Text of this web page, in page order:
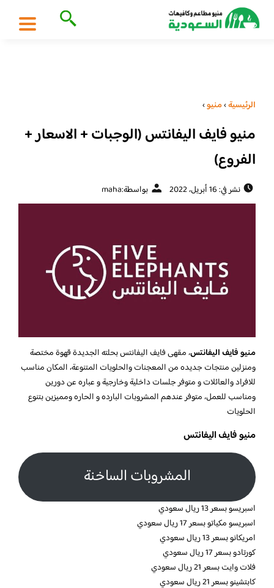
الرئيسية›منيو›
منيو فايف اليفانتس (الوجبات + الاسعار +
الفروع)
نشر في: 16 أبريل، 2022 بواسطة:maha
منيو فايف اليفانتس، مقهى فايف اليفانتس بحلته الجديدة ‏قهوة مختصة
ومنزلين منتجات جديده ‏من المعجنات والحلويات المتنوعة، المكان مناسب
للافراد والعائلات و متوفر جلسات داخلية وخارجية و عباره عن دورين
ومناسب للعمل، ‏متوفر عندهم المشروبات البارده و الحاره ومميزين بتنوع
الحلويات
منيو فايف اليفانتس
المشروبات الساخنة
اسبريسو بسعر 13 ريال سعودي
اسبريسو مكياتو بسعر 17 ريال سعودي
امريكانو بسعر 13 ريال سعودي
كورتادو بسعر 17 ريال سعودي
فلات وايت بسعر 21 ريال سعودي
كابتشينو بسعر 21 ريال سعودي